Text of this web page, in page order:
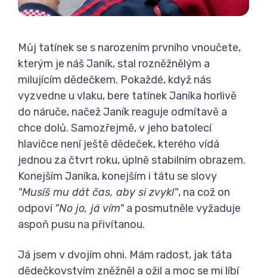
Můj tatínek se s narozením prvního vnoučete,
kterým je náš Janík, stal rozněžnělým a
milujícím dědečkem. Pokaždé, když nás
vyzvedne u vlaku, bere tatínek Janíka horlivě
do náruče, načež Janík reaguje odmítavě a
chce dolů. Samozřejmě, v jeho batolecí
hlavičce není ještě dědeček, kterého vídá
jednou za čtvrt roku, úplně stabilním obrazem.
Konejším Janíka, konejším i tátu se slovy
"Musíš mu dát čas, aby si zvykl", na což on
odpoví "No jo, já vím" a posmutněle vyžaduje
aspoň pusu na přivítanou.
Já jsem v dvojím ohni. Mám radost, jak táta
dědečkovstvím zněžněl a ožil a moc se mi líbí